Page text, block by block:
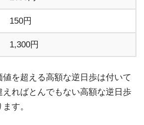
150円
1,300円
を超える高額な逆日歩は付いて
えればとんでもない高額な逆日歩
す。